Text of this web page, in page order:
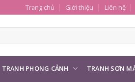
Trang chủ Giới thiệu Liên hệ
TRANH PHONG CẢNH TRANH SƠN